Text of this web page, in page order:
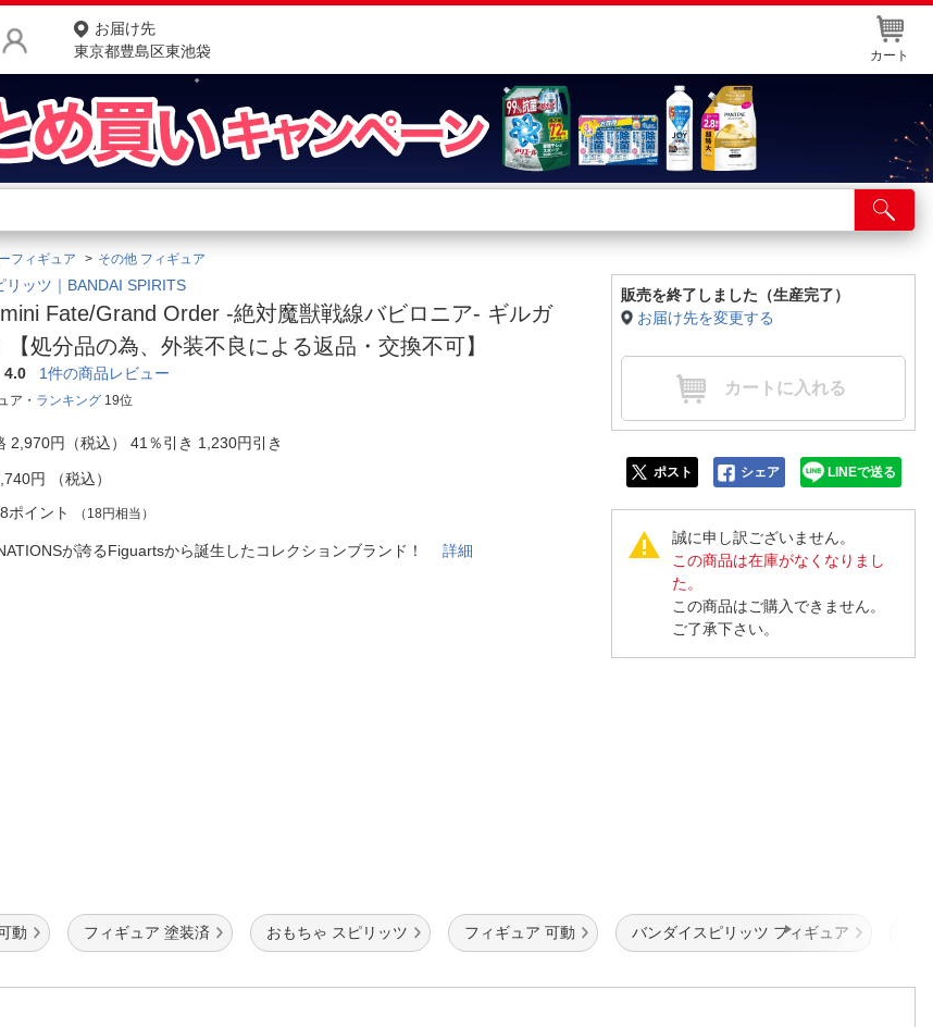
お届け先
東京都豊島区東池袋
カート
商品をさがす
ランキングからさがす
カテゴリ一覧からさがす
お客様サポート
ご利用規約
店舗サービス
ネット取り置き
店舗情報・店舗一覧
フィギュア その他 フィギュア
リッツ｜BANDAI SPIRITS
Fate/Grand Order -絶対魔獣戦線バビロニア- ギルガ
【処分品の為、外装不良による返品・交換不可】
4.0 1件の商品レビュー
ア・ ランキング 19位
2,970円（税込） 41％引き 1,230円引き
円
（税込）
ポイント （18円相当）
が誇るFiguartsから誕生したコレクションブランド！詳細
販売を終了しました（生産完了）
お届け先を変更する
カートに入れる
ポスト シェア LINEで送る
誠に申し訳ございません。
この商品は在庫がなくなりまし
た。
この商品はご購入できません。
ご了承下さい。
動 フィギュア 塗装済 おもちゃ スピリッツ フィギュア 可動 バンダイスピリッツ フィギュア